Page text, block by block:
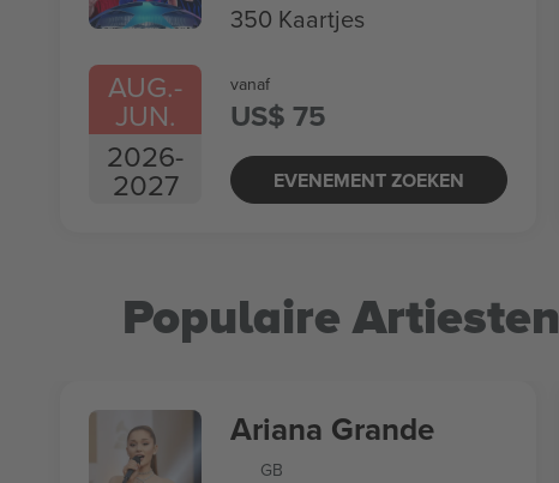
AUG.-
JUN.
2026-
2027
350 Kaartjes
vanaf
US$ 75
EVENEMENT ZOEKEN
Populaire Artiesten
Ariana Grande
GB